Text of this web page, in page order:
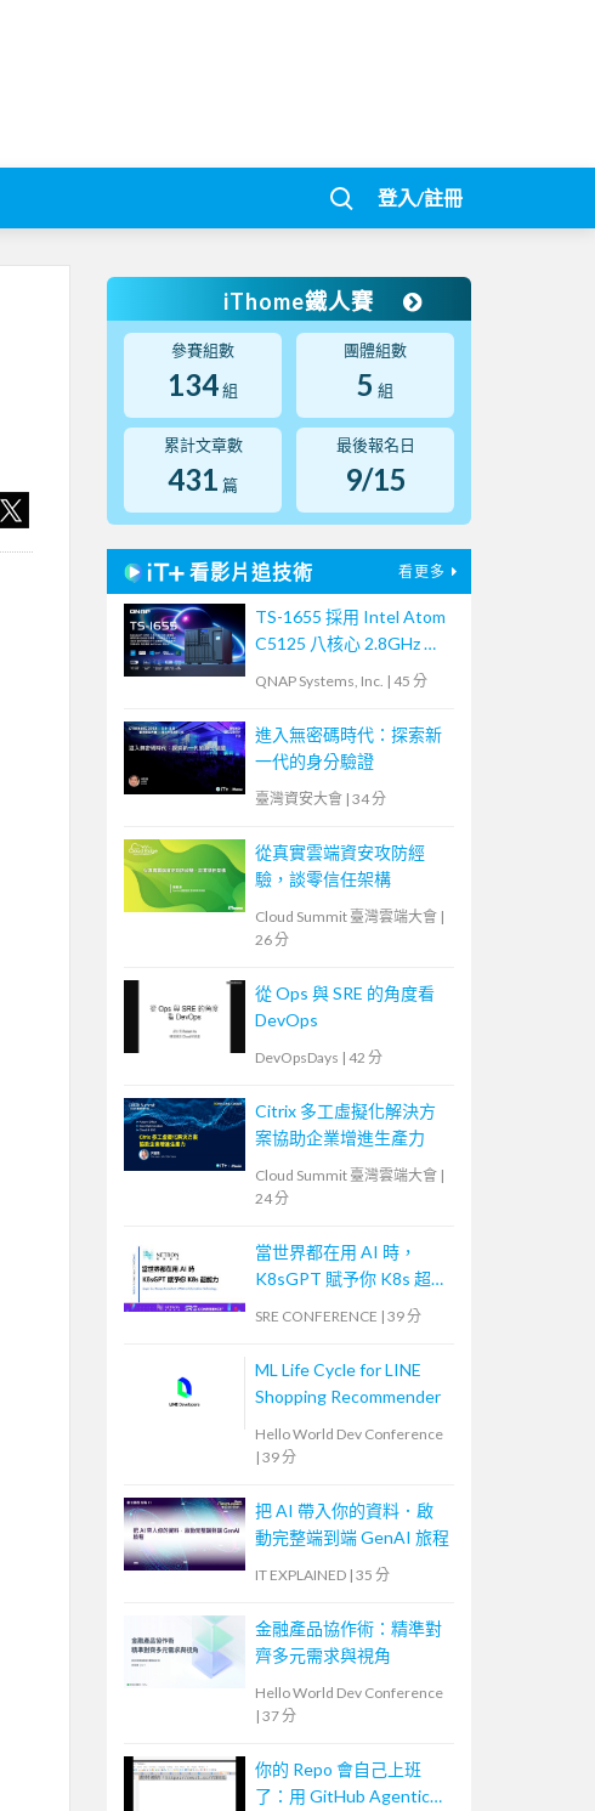
登入/註冊
iThome鐵人賽
參賽組數
134組
團體組數
5 組
累計文章數
431 篇
最後報名日
9/15
看影片追技術 看更多
TS-1655 採用 Intel Atom
C5125 八核心 2.8GHz 處
理器，最高支援 256GB
存架構適合中小企業備份
及監控應用，支援 QTS /
QuTS hero
QNAP Systems, Inc. | 45 分
進入無密碼時代：探索新
一代的身分驗證
臺灣資安大會 | 34 分
從真實雲端資安攻防經
驗，談零信任架構
Cloud Summit 臺灣雲端大會 |
26 分
從 Ops 與 SRE 的角度看
DevOps
DevOpsDays | 42 分
Citrix 多工虛擬化解決方
案協助企業增進生產力
Cloud Summit 臺灣雲端大會 |
24 分
當世界都在用 AI 時，
K8sGPT 賦予你 K8s 超能
SRE CONFERENCE | 39 分
ML Life Cycle for LINE
Shopping Recommender
Hello World Dev Conference
| 39 分
把 AI 帶入你的資料．啟
動完整端到端 GenAI 旅程
IT EXPLAINED | 35 分
金融產品協作術：精準對
齊多元需求與視角
Hello World Dev Conference
| 37 分
你的 Repo 會自己上班
了：用 GitHub Agentic